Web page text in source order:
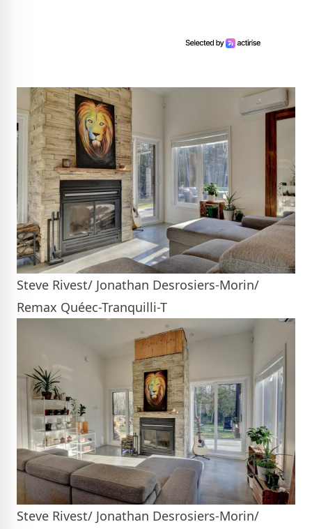
Steve Rivest/ Jonathan Desrosiers-Morin/
Remax Quéec-Tranquilli-T
Steve Rivest/ Jonathan Desrosiers-Morin/